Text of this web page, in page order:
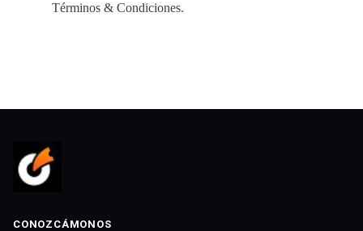
Términos & Condiciones.
CONOZCÁMONOS